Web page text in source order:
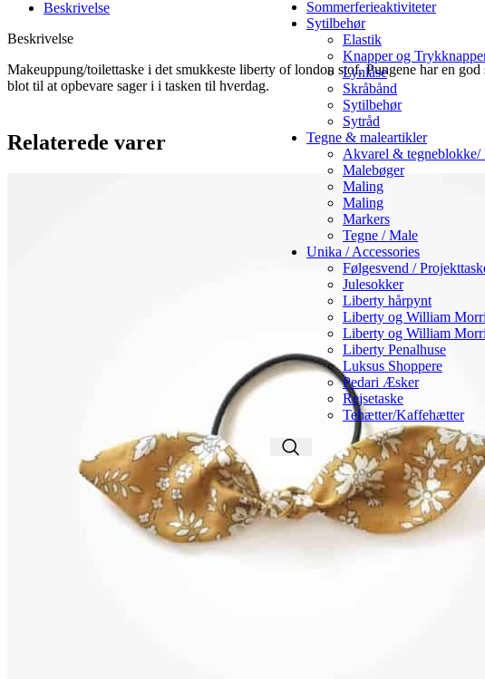
Sommerferieaktiviteter
Sytilbehør
Elastik
Knapper og
Lynlåse
Skråbånd
Sytilbehør
Sytråd
Tegne & maleartikler
Akvarel &
Malebøger
Maling
Maling
Markers
Tegne / Male
Unika / Accessories
Følgesvend /
Julesokker
Liberty hårpynt
Liberty og William
Liberty og William
Liberty Penalhuse
Luksus Shoppere
Pedari Æsker
Rejsetaske
Tehætter/Kaffehætter
Beskrivelse
Beskrivelse
Makeuppung/toilettaske i det smukkeste liberty of london stof. Pungene har en
blot til at opbevare sager i i tasken til hverdag.
Relaterede varer